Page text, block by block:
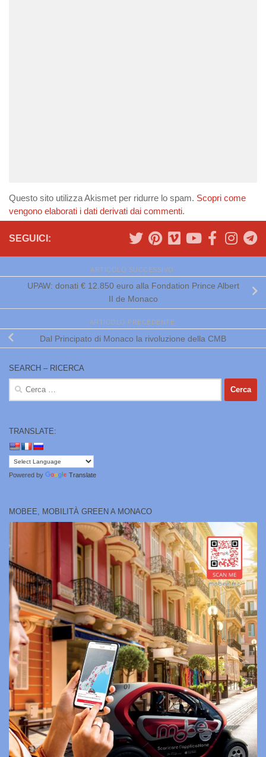
Questo sito utilizza Akismet per ridurre lo spam. Scopri come
vengono elaborati i dati derivati dai commenti.
SEGUICI:
ARTICOLO SUCCESSIVO
UPAW: donati € 12.850 euro alla Fondation Prince Albert
II de Monaco
ARTICOLO PRECEDENTE
Dal Principato di Monaco la rivoluzione della CMB
SEARCH – RICERCA
Ricerca
TRANSLATE:
Powered by Translate
MOBEE, MOBILITÀ GREEN A MONACO